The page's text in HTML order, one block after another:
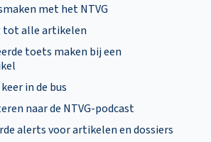
met het NTVG
tot alle artikelen
toets maken bij een
in de bus
naar de NTVG-podcast
alerts voor artikelen en dossiers